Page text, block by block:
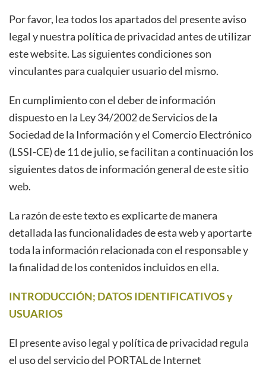
Por favor, lea todos los apartados del presente aviso
legal y nuestra política de privacidad antes de utilizar
este website. Las siguientes condiciones son
vinculantes para cualquier usuario del mismo.
En cumplimiento con el deber de información
dispuesto en la Ley 34/2002 de Servicios de la
Sociedad de la Información y el Comercio Electrónico
(LSSI-CE) de 11 de julio, se facilitan a continuación los
siguientes datos de información general de este sitio
web.
La razón de este texto es explicarte de manera
detallada las funcionalidades de esta web y aportarte
toda la información relacionada con el responsable y
la finalidad de los contenidos incluidos en ella.
INTRODUCCIÓN; DATOS IDENTIFICATIVOS y
USUARIOS
El presente aviso legal y política de privacidad regula
el uso del servicio del PORTAL de Internet